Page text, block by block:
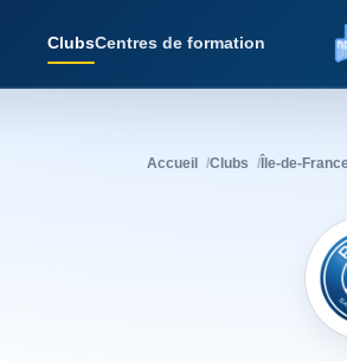
ClubsCentres de formation
Accueil Clubs Île-de-